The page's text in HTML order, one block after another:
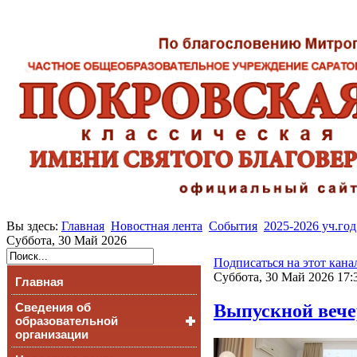
Вы здесь: Главная Новостная лента События 2025-2026 уч.год
Суббота, 30 Май 2026
Главная
Сведения об
образовательной
организации
Подписаться на этот
Суббота, 30 Май 2026
Выпускной